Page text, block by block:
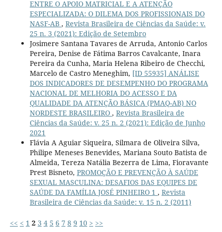
ENTRE O APOIO MATRICIAL E A ATENÇÃO
ESPECIALIZADA: O DILEMA DOS PROFISSIONAIS DO
NASF-AB , Revista Brasileira de Ciências da Saúde: v.
25 n. 3 (2021): Edição de Setembro
Josimere Santana Tavares de Arruda, Antonio Carlos
Pereira, Denise de Fátima Barros Cavalcante, Inara
Pereira da Cunha, Maria Helena Ribeiro de Checchi,
Marcelo de Castro Meneghim, [ID 55935] ANÁLISE
DOS INDICADORES DE DESEMPENHO DO PROGRAMA
NACIONAL DE MELHORIA DO ACESSO E DA
QUALIDADE DA ATENÇÃO BÁSICA (PMAQ-AB) NO
NORDESTE BRASILEIRO , Revista Brasileira de
Ciências da Saúde: v. 25 n. 2 (2021): Edição de Junho
2021
Flávia A Aguiar Siqueira, Silmara de Oliveira Silva,
Philipe Meneses Benevides, Mariana Souto Batista de
Almeida, Tereza Natália Bezerra de Lima, Fioravante
Prest Bisneto, PROMOÇÃO E PREVENÇÃO À SAÚDE
SEXUAL MASCULINA: DESAFIOS DAS EQUIPES DE
SAÚDE DA FAMÍLIA JOSÉ PINHEIRO 1 , Revista
Brasileira de Ciências da Saúde: v. 15 n. 2 (2011)
<< < 1 2 3 4 5 6 7 8 9 10 > >>